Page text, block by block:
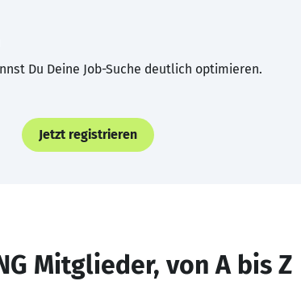
Du Deine Job-Suche deutlich optimieren.
Jetzt registrieren
Mitglieder, von A bis Z